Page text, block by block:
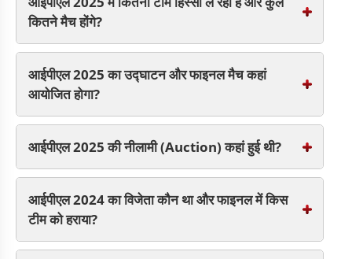
कितने मैच होंगे?
आईपीएल 2025 का उद्घाटन और फाइनल मैच कहां
आयोजित होगा?
आईपीएल 2025 की नीलामी (Auction) कहां हुई थी?
आईपीएल 2024 का विजेता कौन था और फाइनल में किस
टीम को हराया?